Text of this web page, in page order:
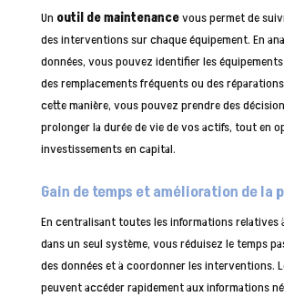
Un outil de maintenancevous permet de
des interventions sur chaque équipement. En
données, vous pouvez identifier les
des remplacements fréquents ou des
cette manière, vous pouvez prendre des
prolonger la durée de vie de vos actifs, tout en
investissements en capital.
Gain de temps et amélioration de la
En centralisant toutes les informations relatives
dans un seul système, vous réduisez le temps
des données et à coordonner les interventions.
peuvent accéder rapidement aux informations